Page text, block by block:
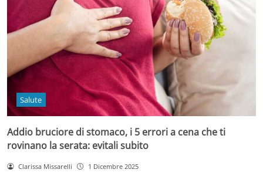
Salute
Addio bruciore di stomaco, i 5 errori a cena che ti
rovinano la serata: evitali subito
Clarissa Missarelli 1 Dicembre 2025